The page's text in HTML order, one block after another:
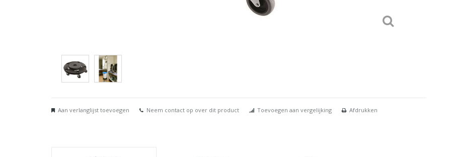
Aan verlanglijst toevoegen Neem contact op over dit product Toevoegen aan vergelijking Afdrukken